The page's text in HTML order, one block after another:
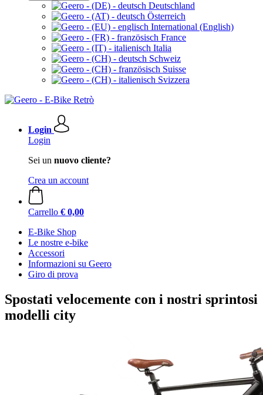
Deutschland
Österreich
International (English)
France
Italia
Schweiz
Suisse
Svizzera
Login
Login
Sei un nuovo cliente?
Crea un account
Carrello € 0,00
E-Bike Shop
Le nostre e-bike
Accessori
Informazioni su Geero
Giro di prova
Spostati velocemente con i nostri sprintosi
modelli city